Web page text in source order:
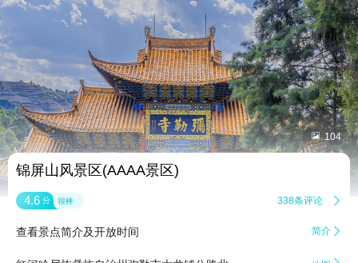
 104
锦屏山风景区(AAAA景区)
4.6 分 很棒 338条评论 
查看景点简介及开放时间 简介 